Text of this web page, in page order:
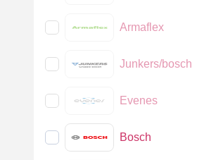
Armaflex
Junkers/bosch
Evenes
Bosch